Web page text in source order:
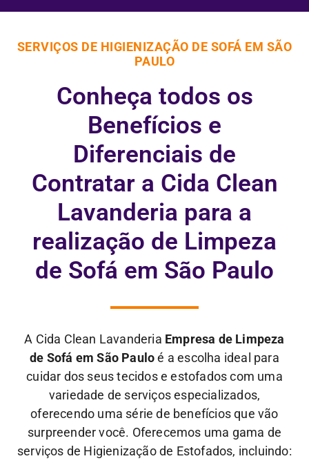
SERVIÇOS DE HIGIENIZAÇÃO DE SOFÁ EM SÃO
PAULO
Conheça todos os
Benefícios e
Diferenciais de
Contratar a Cida Clean
Lavanderia para a
realização de Limpeza
de Sofá em São Paulo
A Cida Clean Lavanderia Empresa de Limpeza
de Sofá em São Pauloé a escolha ideal para
cuidar dos seus tecidos e estofados com uma
variedade de serviços especializados,
oferecendo uma série de benefícios que vão
surpreender você. Oferecemos uma gama de
serviços de Higienização de Estofados, incluindo: